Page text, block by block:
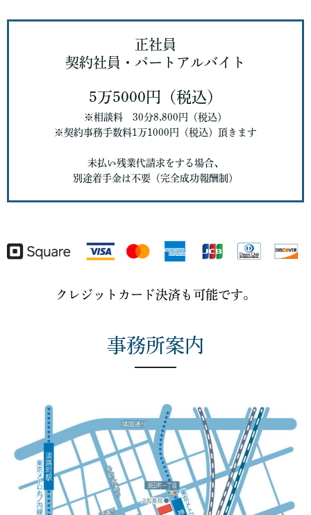
正社員
契約社員・パートアルバイト
5万5000円 （税込）
※相談料 30分8,800円（税込）
※契約事務手数料1万1000円（税込）頂きます
未払い残業代請求をする場合、
別途着手金は不要（完全成功報酬制）
クレジットカード決済も可能です。
事務所案内